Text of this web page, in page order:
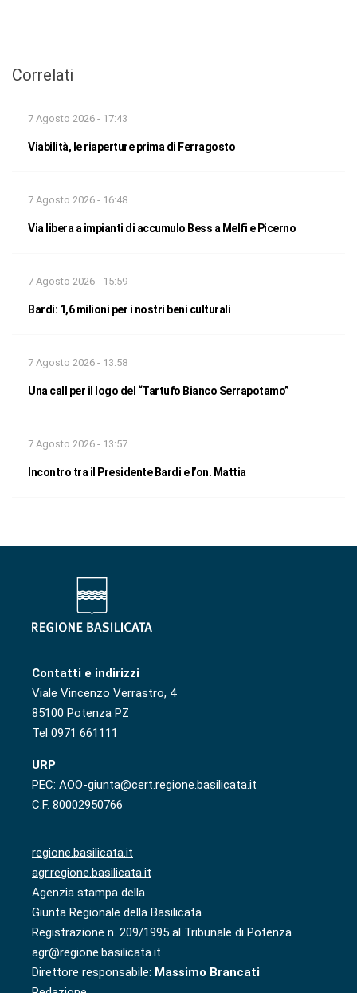
Correlati
7 Agosto 2026 - 17:43
Viabilità, le riaperture prima di Ferragosto
7 Agosto 2026 - 16:48
Via libera a impianti di accumulo Bess a Melfi e Picerno
7 Agosto 2026 - 15:59
Bardi: 1,6 milioni per i nostri beni culturali
7 Agosto 2026 - 13:58
Una call per il logo del “Tartufo Bianco Serrapotamo”
7 Agosto 2026 - 13:57
Incontro tra il Presidente Bardi e l’on. Mattia
Contatti e indirizzi
Viale Vincenzo Verrastro, 4
85100 Potenza PZ
Tel 0971 661111
URP
PEC: AOO-giunta@cert.regione.basilicata.it
C.F. 80002950766
regione.basilicata.it
agr.regione.basilicata.it
Agenzia stampa della
Giunta Regionale della Basilicata
Registrazione n. 209/1995 al Tribunale di Potenza
agr@regione.basilicata.it
Direttore responsabile: Massimo Brancati